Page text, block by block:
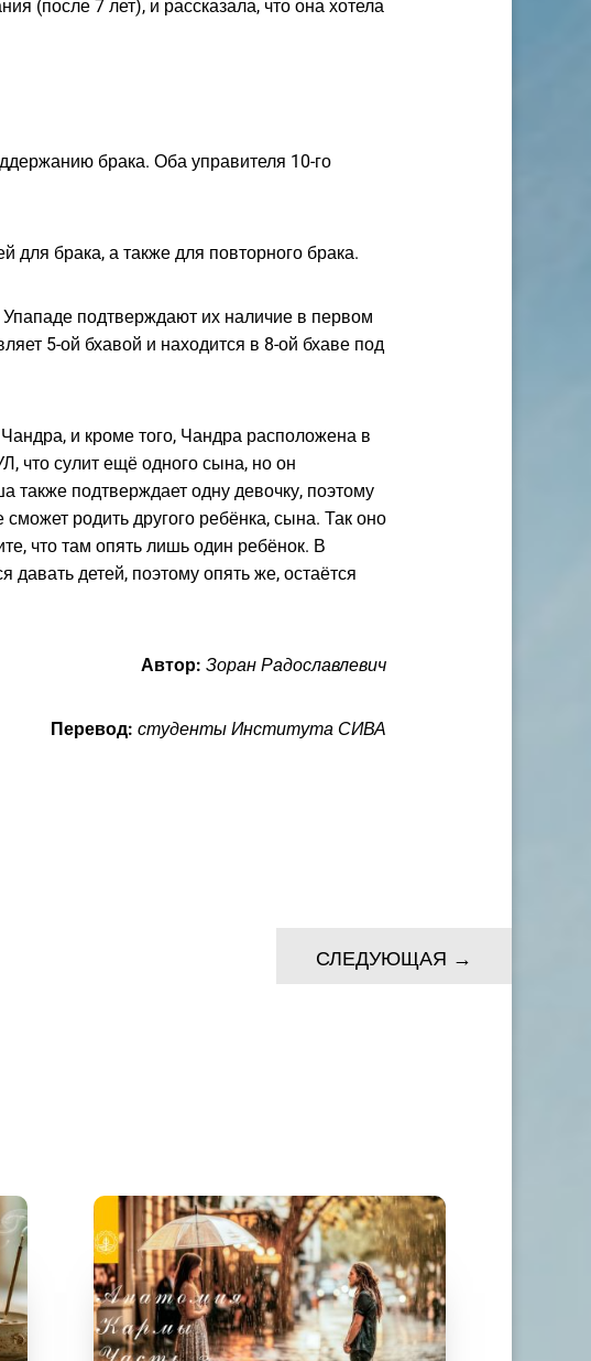
(после 7 лет), и рассказала, что она хотела
брака. Оба управителя 10-го
для брака, а также для повторного брака.
подтверждают их наличие в первом
5-ой бхавой и находится в 8-ой бхаве под
и кроме того, Чандра расположена в
что сулит ещё одного сына, но он
также подтверждает одну девочку, поэтому
родить другого ребёнка, сына. Так оно
что там опять лишь один ребёнок. В
давать детей, поэтому опять же, остаётся
Автор: Зоран Радославлевич
Перевод: студенты Института СИВА
СЛЕДУЮЩАЯ →